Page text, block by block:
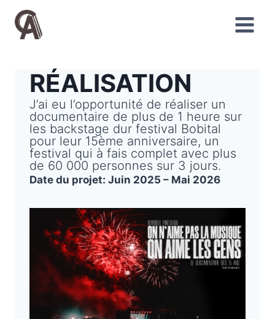
contenu
RÉALISATION
J’ai eu l’opportunité de réaliser un
documentaire de plus de 1 heure sur
les backstage dur festival Bobital
pour leur 15ème anniversaire, un
festival qui à fais complet avec plus
de 60 000 personnes sur 3 jours.
Date du projet: Juin 2025 – Mai 2026